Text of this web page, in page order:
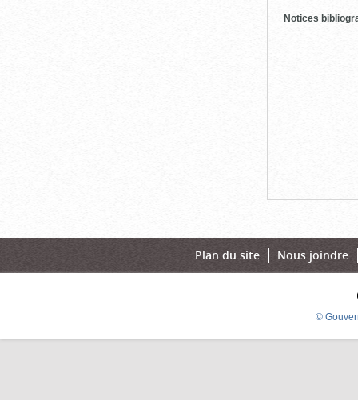
Notices
Plan du site Nous joindre
©